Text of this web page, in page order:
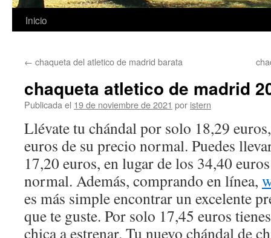
Saltar
contenido
Inicio
← chaqueta del atletico de madrid barata
chaqueta atletico de madrid
Publicada el 19 de noviembre de 2021 por istern
Llévate tu chándal por solo 18,29
euros de su precio normal. Puedes
17,20 euros, en lugar de los 34,40
normal. Además, comprando en línea,
es más simple encontrar un excelente
que te guste. Por solo 17,45 euros
chica a estrenar. Tu nuevo chándal de